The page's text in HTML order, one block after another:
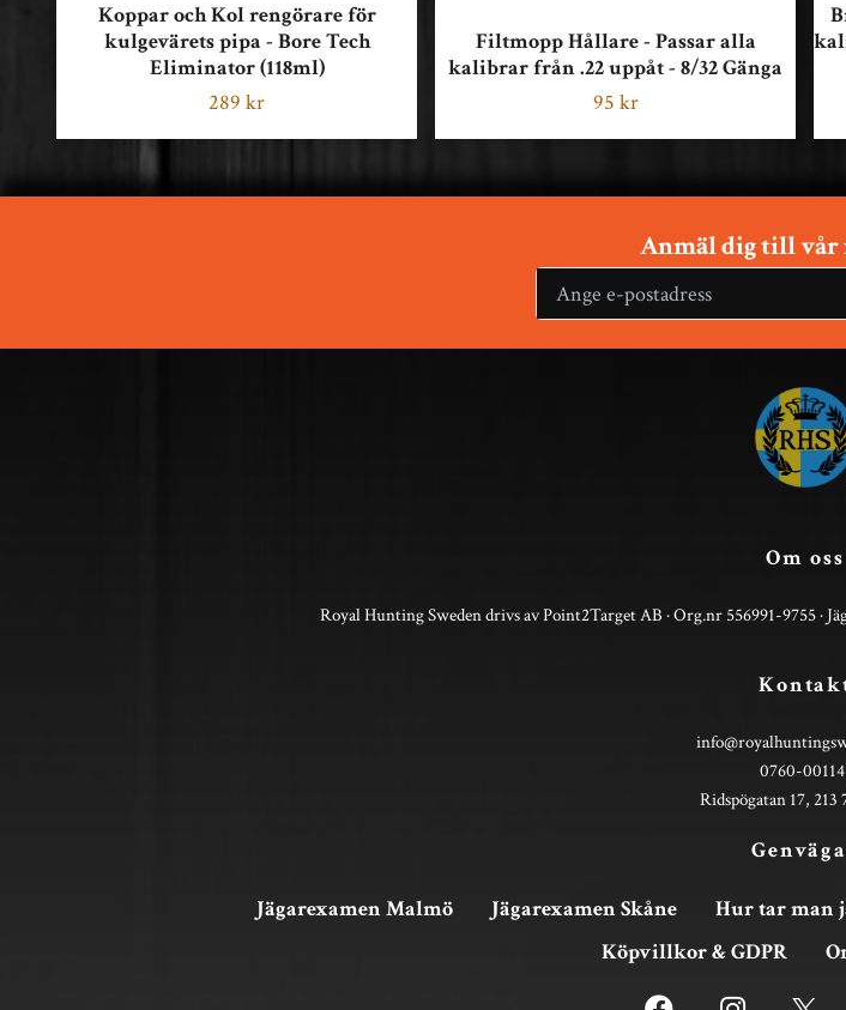
Koppar och Kol rengörare för
kulgevärets pipa - Bore Tech
Eliminator (118ml)
289 kr
Filtmopp Hållare - Passar alla
kalibrar från .22 uppåt - 8/32 Gänga
95 kr
Anmäl dig till vår
Om oss
Royal Hunting Sweden drivs av Point2Target AB · Org.nr 556991-9755 ·
0760-
Ridspögatan 17, 213
Jägarexamen Malmö Jägarexamen Skåne Hur tar man
Köpvillkor & GDPR